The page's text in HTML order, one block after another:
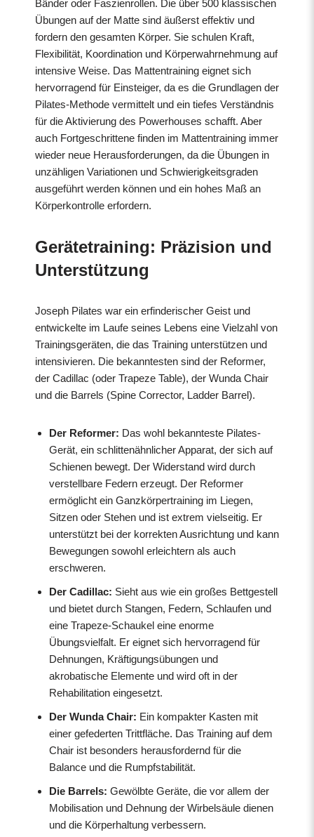
Bänder oder Faszienrollen. Die über 500 klassischen
Übungen auf der Matte sind äußerst effektiv und
fordern den gesamten Körper. Sie schulen Kraft,
Flexibilität, Koordination und Körperwahrnehmung auf
intensive Weise. Das Mattentraining eignet sich
hervorragend für Einsteiger, da es die Grundlagen der
Pilates-Methode vermittelt und ein tiefes Verständnis
für die Aktivierung des Powerhouses schafft. Aber
auch Fortgeschrittene finden im Mattentraining immer
wieder neue Herausforderungen, da die Übungen in
unzähligen Variationen und Schwierigkeitsgraden
ausgeführt werden können und ein hohes Maß an
Körperkontrolle erfordern.
Gerätetraining: Präzision und
Unterstützung
Joseph Pilates war ein erfinderischer Geist und
entwickelte im Laufe seines Lebens eine Vielzahl von
Trainingsgeräten, die das Training unterstützen und
intensivieren. Die bekanntesten sind der Reformer,
der Cadillac (oder Trapeze Table), der Wunda Chair
und die Barrels (Spine Corrector, Ladder Barrel).
Der Reformer: Das wohl bekannteste Pilates-
Gerät, ein schlittenähnlicher Apparat, der sich auf
Schienen bewegt. Der Widerstand wird durch
verstellbare Federn erzeugt. Der Reformer
ermöglicht ein Ganzkörpertraining im Liegen,
Sitzen oder Stehen und ist extrem vielseitig. Er
unterstützt bei der korrekten Ausrichtung und kann
Bewegungen sowohl erleichtern als auch
erschweren.
Der Cadillac: Sieht aus wie ein großes Bettgestell
und bietet durch Stangen, Federn, Schlaufen und
eine Trapeze-Schaukel eine enorme
Übungsvielfalt. Er eignet sich hervorragend für
Dehnungen, Kräftigungsübungen und
akrobatische Elemente und wird oft in der
Rehabilitation eingesetzt.
Der Wunda Chair: Ein kompakter Kasten mit
einer gefederten Trittfläche. Das Training auf dem
Chair ist besonders herausfordernd für die
Balance und die Rumpfstabilität.
Die Barrels: Gewölbte Geräte, die vor allem der
Mobilisation und Dehnung der Wirbelsäule dienen
und die Körperhaltung verbessern.